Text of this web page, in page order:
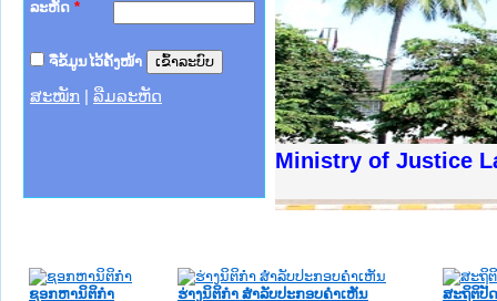
ລະຫັດ *
ຈື່ຂໍ້ມູນໄວ້ຄັ້ງໜ້າ
ສະໝັກ ລືມລະຫັດ
Ministry of Justice
ຊາຊົນ ພາກເໜືອ
ການ
ກາງ
ກໃຕ້
ນຕຳຫຼວດປະຊາຊົນ
ສັນຕິບານປະຊາຊົນ
ກເໜືອ
ຊາຊົນ ພາກກາງ
ຊອກຫານິຕິກໍາ ຮ່າງນິຕິກໍາ ສໍາລັບປະກອບຄໍາເຫັນ ສະຖິຕິປັ